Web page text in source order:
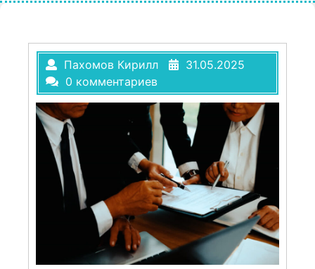
Пахомов Кирилл
31.05.2025
0 комментариев